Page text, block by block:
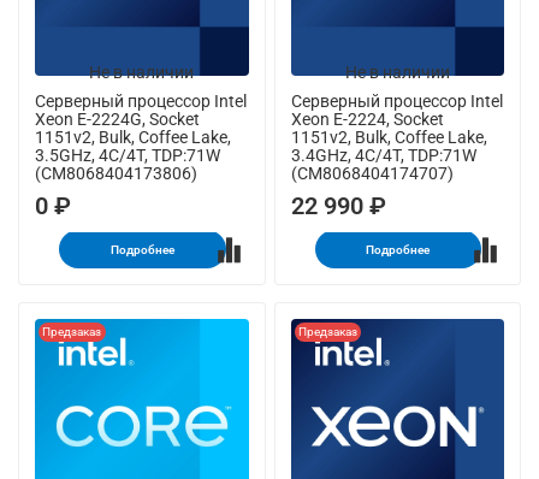
Не в наличии
Серверный процессор Intel
Xeon E-2224G, Socket
1151v2, Bulk, Coffee Lake,
3.5GHz, 4C/4T, TDP:71W
(CM8068404173806)
0 ₽
Подробнее
Не в наличии
Серверный процессор Intel
Xeon E-2224, Socket
1151v2, Bulk, Coffee Lake,
3.4GHz, 4C/4T, TDP:71W
(CM8068404174707)
22 990 ₽
Подробнее
Предзаказ Предзаказ